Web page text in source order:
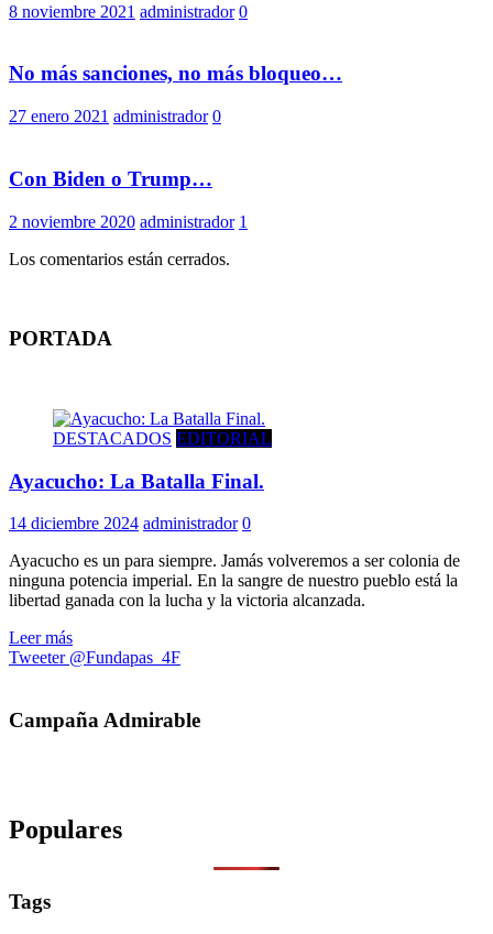
8 noviembre 2021 administrador 0
No más sanciones, no más bloqueo…
27 enero 2021 administrador 0
Con Biden o Trump…
2 noviembre 2020 administrador 1
Los comentarios están cerrados.
PORTADA
DESTACADOS EDITORIAL
Ayacucho: La Batalla Final.
14 diciembre 2024 administrador 0
Ayacucho es un para siempre. Jamás volveremos a ser colonia de
ninguna potencia imperial. En la sangre de nuestro pueblo está la
libertad ganada con la lucha y la victoria alcanzada.
Leer más
Tweeter @Fundapas_4F
Campaña Admirable
Populares
Tags